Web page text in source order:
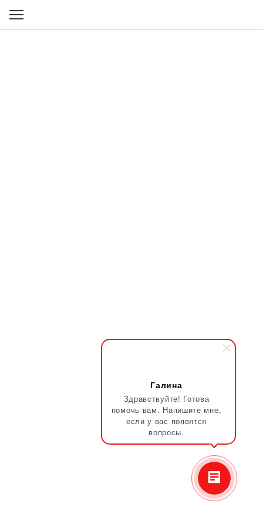
Галина
Здравствуйте! Готова
помочь вам. Напишите мне,
если у вас появятся
вопросы.